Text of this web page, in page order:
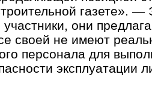
газете». —
участники, они
своей не имеют
персонала для
эксплуатации